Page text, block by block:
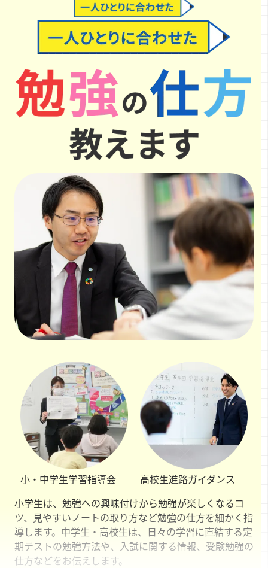
小・中学生学習指導会 高校生進路ガイダンス
小学生は、勉強への興味付けから勉強が楽しくなるコ
ツ、見やすいノートの取り方など勉強の仕方を細かく指
導します。中学生・高校生は、日々の学習に直結する定
期テストの勉強方法や、入試に関する情報、受験勉強の
仕方などをお伝えします。